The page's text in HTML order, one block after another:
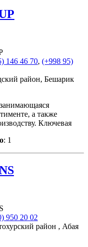
146 46 70, (+998 95)
район, Бешарик
а также
Ключевая
: 1
950 20 02
район , Абая